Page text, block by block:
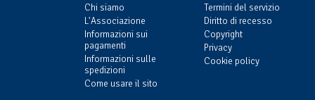
Chi siamo
L'Associazione
Informazioni sui
pagamenti
Informazioni sulle
spedizioni
Come usare il sito
Termini del servizio
Diritto di recesso
Copyright
Privacy
Cookie policy